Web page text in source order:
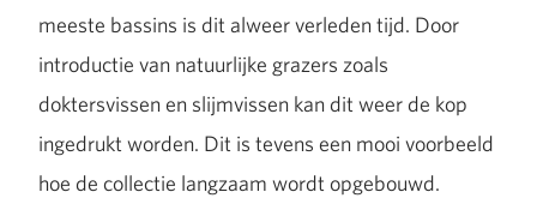
meeste bassins is dit alweer verleden tijd. Door
introductie van natuurlijke grazers zoals
doktersvissen en slijmvissen kan dit weer de kop
ingedrukt worden. Dit is tevens een mooi voorbeeld
hoe de collectie langzaam wordt opgebouwd.